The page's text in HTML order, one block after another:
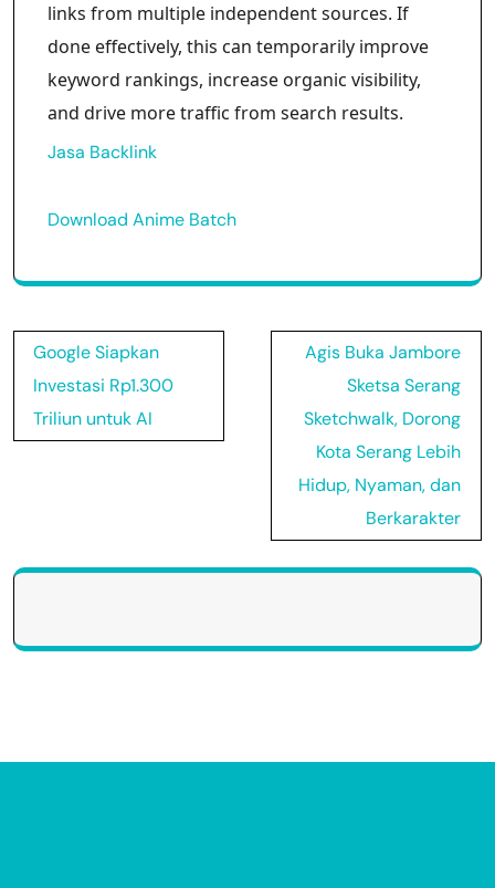
links from multiple independent sources. If
done effectively, this can temporarily improve
keyword rankings, increase organic visibility,
and drive more traffic from search results.
Jasa Backlink
Download Anime Batch
Post
navigation
Google Siapkan
Investasi Rp1.300
Triliun untuk AI
Agis Buka Jambore
Sketsa Serang
Sketchwalk, Dorong
Kota Serang Lebih
Hidup, Nyaman, dan
Berkarakter